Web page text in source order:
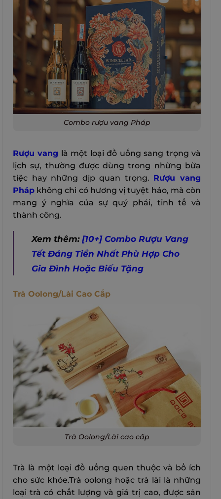
Combo rượu vang Pháp
Rượu vang là một loại đồ uống sang trọng và
lịch sự, thường được dùng trong những bữa
tiệc hay những dịp quan trọng. Rượu vang
Pháp không chỉ có hương vị tuyệt hảo, mà còn
mang ý nghĩa của sự quý phái, tinh tế và
thành công.
Xem thêm:[10+] Combo Rượu Vang
Tết Đáng Tiền Nhất Phù Hợp Cho
Gia Đình Hoặc Biếu Tặng
Trà Oolong/Lài Cao Cấp
Trà Oolong/Lài cao cấp
Trà là một loại đồ uống quen thuộc và bổ ích
cho sức khỏe.Trà oolong hoặc trà lài là những
loại trà có chất lượng và giá trị cao, được sản